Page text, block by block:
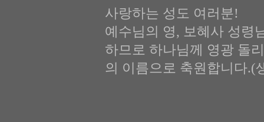
사랑하는 성도 여러분!
예수님의 영, 보혜사 성령
하므로 하나님께 영광 돌
의 이름으로 축원합니다.(